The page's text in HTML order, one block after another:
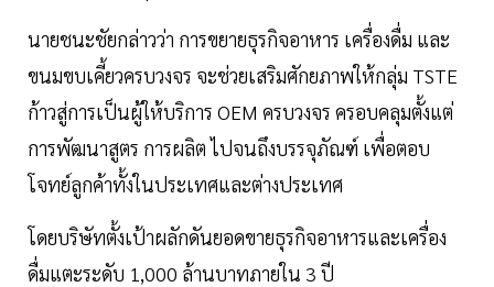
นายชนะชัยกล่าวว่า การขยายธุรกิจอาหาร เครื่องดื่ม และ
ขนมขบเคี้ยวครบวงจร จะช่วยเสริมศักยภาพให้กลุ่ม TSTE
ก้าวสู่การเป็นผู้ให้บริการ OEM ครบวงจร ครอบคลุมตั้งแต่
การพัฒนาสูตร การผลิต ไปจนถึงบรรจุภัณฑ์ เพื่อตอบ
โจทย์ลูกค้าทั้งในประเทศและต่างประเทศ
โดยบริษัทตั้งเป้าผลักดันยอดขายธุรกิจอาหารและเครื่อง
ดื่มแตะระดับ 1,000 ล้านบาทภายใน 3 ปี